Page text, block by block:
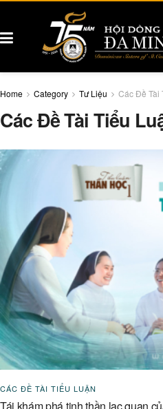
Home Category Tư Liệu Các Đề Tài
Các Đề Tài Tiểu
CÁC ĐỀ TÀI TIỂU LUẬN